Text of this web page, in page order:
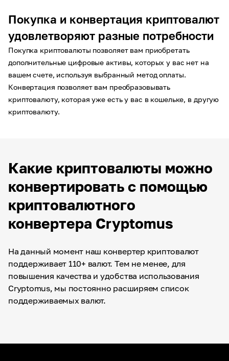
Покупка и конвертация криптовалют
удовлетворяют разные потребности
Покупка криптовалюты позволяет вам приобретать
дополнительные цифровые активы, которых у вас нет на
вашем счете, используя выбранный метод оплаты.
Конвертация позволяет вам преобразовывать
криптовалюту, которая уже есть у вас в кошельке, в другую
криптовалюту.
Какие криптовалюты можно
конвертировать с помощью
криптовалютного
конвертера Cryptomus
На данный момент наш конвертер криптовалют
поддерживает 110+ валют. Тем не менее, для
повышения качества и удобства использования
Cryptomus, мы постоянно расширяем список
поддерживаемых валют.